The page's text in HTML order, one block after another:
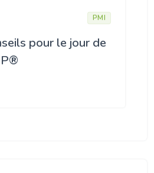
PMI
pour le jour de